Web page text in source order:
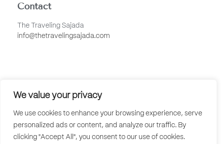
We value your privacy
We use cookies to enhance your browsing experience, serve
personalized ads or content, and analyze our traffic. By
clicking "Accept All", you consent to our use of cookies.
Contact
The Traveling Sajada
info@thetravelingsajada.com